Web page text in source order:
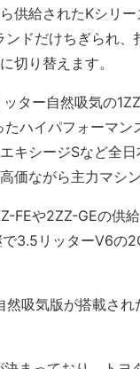
供給されたKシリ
ドだけちぎられ
切り替えます。
ター自然吸気の
ハイパフォーマ
キシージSなど全
価ながら主力マシ
FEや2ZZ-GEの供
3.5リッターV6の
吸気版が搭載さ